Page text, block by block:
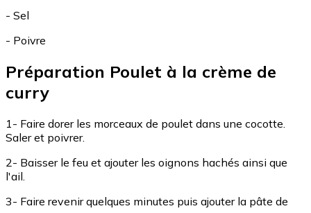
- Sel
- Poivre
Préparation Poulet à la crème de
curry
1- Faire dorer les morceaux de poulet dans une cocotte.
Saler et poivrer.
2- Baisser le feu et ajouter les oignons hachés ainsi que
l'ail.
3- Faire revenir quelques minutes puis ajouter la pâte de